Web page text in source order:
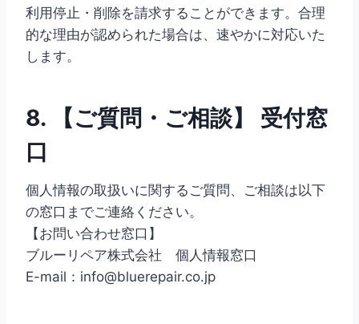
利用停止・削除を請求することができます。合理
的な理由が認められた場合は、速やかに対応いた
します。
8. 【ご質問・ご相談】 受付窓
口
個人情報の取扱いに関するご質問、ご相談は以下
の窓口までご連絡ください。
【お問い合わせ窓口】
ブルーリペア株式会社 個人情報窓口
E-mail：info@bluerepair.co.jp